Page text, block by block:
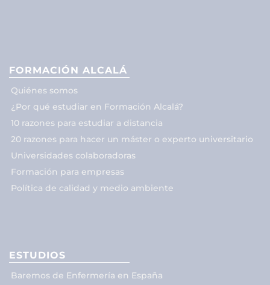
FORMACIÓN ALCALÁ
Quiénes somos
¿Por qué estudiar en Formación Alcalá?
10 razones para estudiar a distancia
20 razones para hacer un máster o experto universitario
Universidades colaboradoras
Formación para empresas
Política de calidad y medio ambiente
ESTUDIOS
Baremos de Enfermería en España